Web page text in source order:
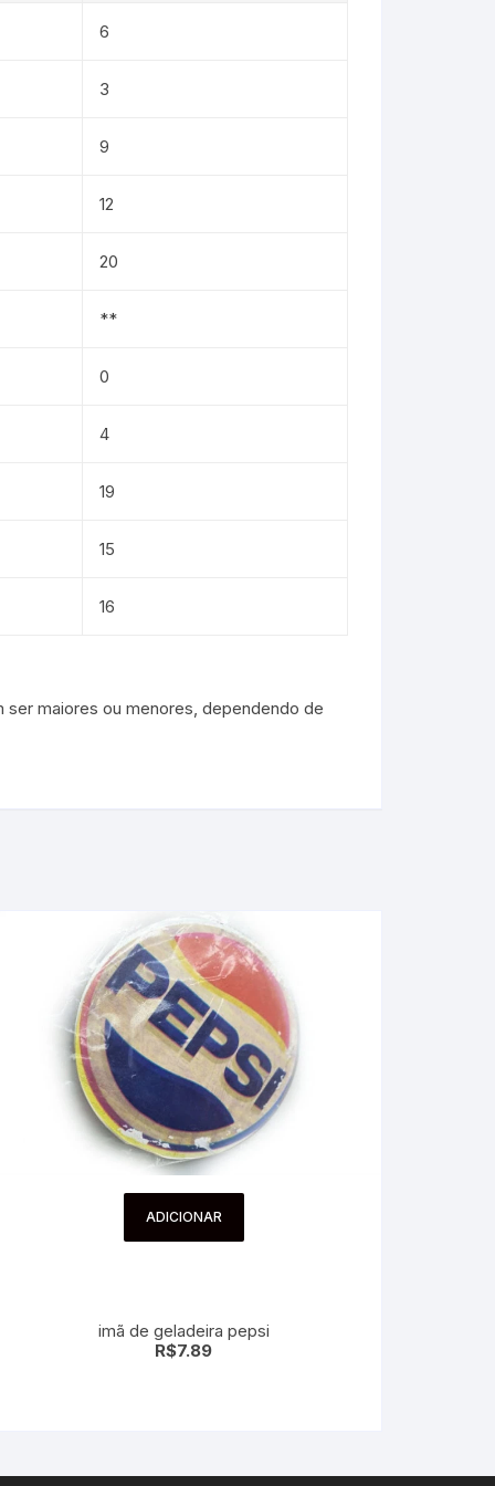
6
3
9
12
20
**
0
4
19
15
16
maiores ou menores, dependendo de
ADICIONAR
imã de geladeira pepsi
R$7.89